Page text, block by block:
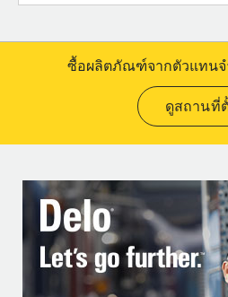
ซื้อผลิตภัณฑ์จากตัวแทน
ดูสถานที่